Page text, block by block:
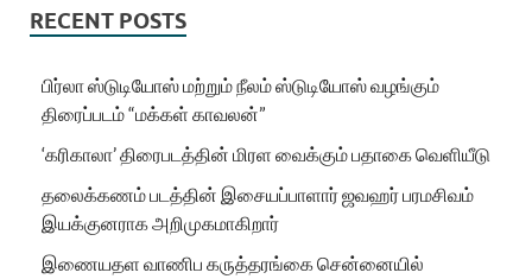
RECENT POSTS
பிர்லா ஸ்டுடியோஸ் மற்றும் நீலம் ஸ்டுடியோஸ் வழங்கும்
திரைப்படம் “மக்கள் காவலன்”
‘கரிகாலா’ திரைபடத்தின் மிரள வைக்கும் பதாகை வெளியீடு
தலைக்கணம் படத்தின் இசையப்பாளார் ஜவஹர் பரமசிவம்
இயக்குனராக அறிமுகமாகிறார்
இணையதள வாணிப கருத்தரங்கை சென்னையில்